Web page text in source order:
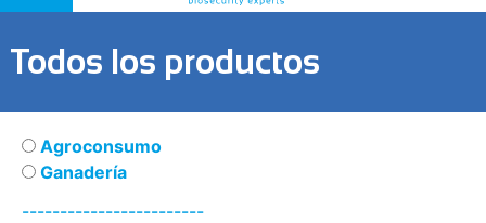
Todos los productos
Agroconsumo
Ganadería
------------------------